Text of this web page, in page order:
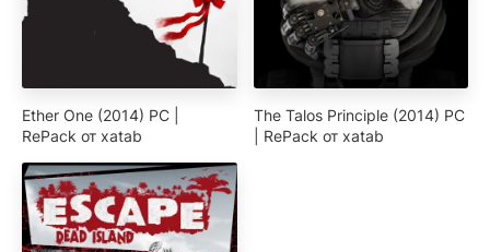
Ether One (2014) PC |
RePack от xatab
The Talos Principle (2014) PC
| RePack от xatab